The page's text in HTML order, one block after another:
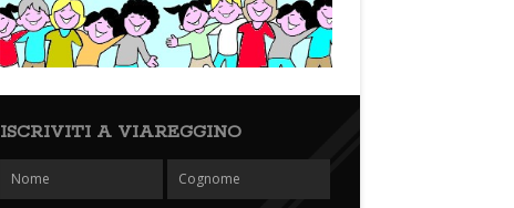
ISCRIVITI A VIAREGGINO